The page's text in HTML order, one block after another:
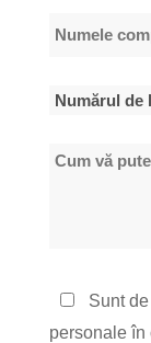
Numele
Numărul
locații
Cum
Politica
de
Sunt
personale în